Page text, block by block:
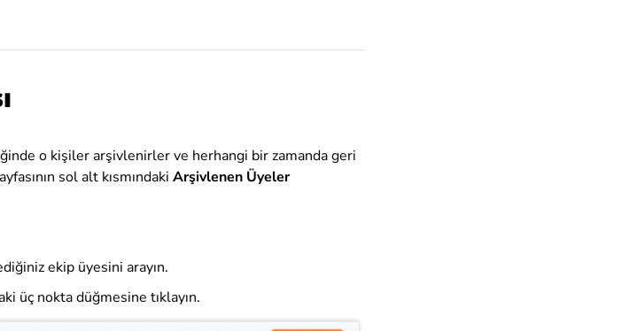
o kişiler arşivlenirler ve herhangi bir zamanda geri
sol alt kısmındaki Arşivlenen Üyeler
ekip üyesini arayın.
üç nokta düğmesine tıklayın.